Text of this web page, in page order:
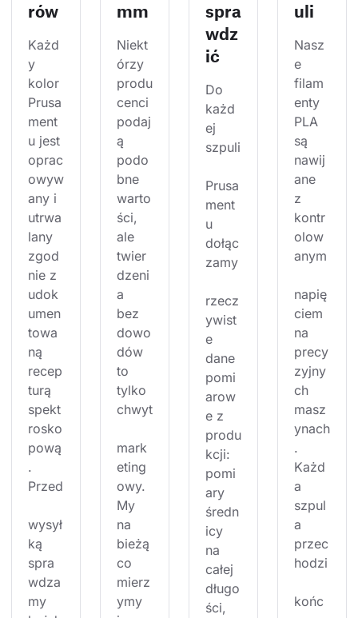
rów
Każd
y
kolor
Prusa
ment
u jest
oprac
owyw
any i
utrwa
lany
zgod
nie z
udok
umen
towa
ną
recep
turą
spekt
rosko
pową
.
Przed
wysył
ką
spra
wdza
my
mm
Niekt
órzy
produ
cenci
podaj
ą
podo
bne
warto
ści,
ale
twier
dzeni
a
bez
dowo
dów
to
tylko
chwyt
mark
eting
owy.
My
na
bieżą
co
mierz
ymy
spra
wdz
ić
Do
każd
ej
szpuli
Prusa
ment
u
dołąc
zamy
rzecz
ywist
e
dane
pomi
arow
e z
produ
kcji:
pomi
ary
średn
icy
na
całej
długo
ści,
uli
Nasz
e
filam
enty
PLA
są
nawij
ane
z
kontr
olow
anym
napię
ciem
na
precy
zyjny
ch
masz
ynach
.
Każd
a
szpul
a
przec
hodzi
końc